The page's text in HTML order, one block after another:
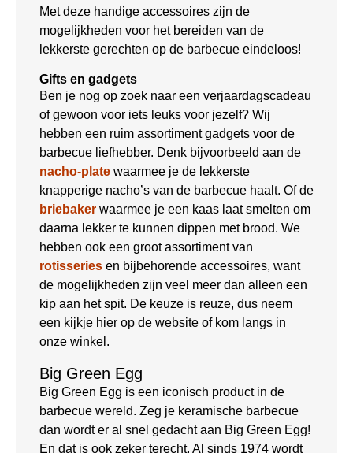
Met deze handige accessoires zijn de
mogelijkheden voor het bereiden van de
lekkerste gerechten op de barbecue eindeloos!
Gifts en gadgets
Ben je nog op zoek naar een verjaardagscadeau
of gewoon voor iets leuks voor jezelf? Wij
hebben een ruim assortiment gadgets voor de
barbecue liefhebber. Denk bijvoorbeeld aan de
nacho-plate waarmee je de lekkerste
knapperige nacho’s van de barbecue haalt. Of de
briebaker waarmee je een kaas laat smelten om
daarna lekker te kunnen dippen met brood. We
hebben ook een groot assortiment van
rotisseries en bijbehorende accessoires, want
de mogelijkheden zijn veel meer dan alleen een
kip aan het spit. De keuze is reuze, dus neem
een kijkje hier op de website of kom langs in
onze winkel.
Big Green Egg
Big Green Egg is een iconisch product in de
barbecue wereld. Zeg je keramische barbecue
dan wordt er al snel gedacht aan Big Green Egg!
En dat is ook zeker terecht. Al sinds 1974 wordt